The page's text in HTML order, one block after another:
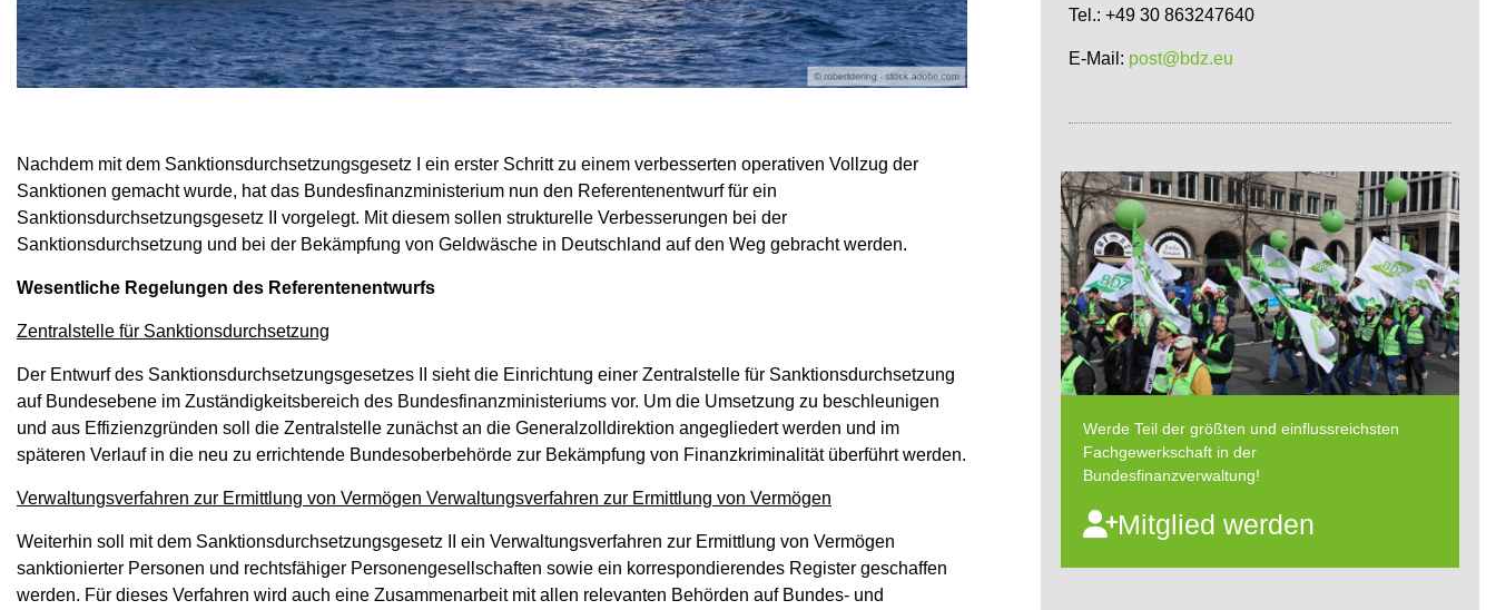
Nachdem mit dem Sanktionsdurchsetzungsgesetz I ein erster Schritt zu einem verbesserten operativen Vollzug der
Sanktionen gemacht wurde, hat das Bundesfinanzministerium nun den Referentenentwurf für ein
Sanktionsdurchsetzungsgesetz II vorgelegt. Mit diesem sollen strukturelle Verbesserungen bei der
Sanktionsdurchsetzung und bei der Bekämpfung von Geldwäsche in Deutschland auf den Weg gebracht werden.
Wesentliche Regelungen des Referentenentwurfs
Zentralstelle für Sanktionsdurchsetzung
Der Entwurf des Sanktionsdurchsetzungsgesetzes II sieht die Einrichtung einer Zentralstelle für Sanktionsdurchsetzung
auf Bundesebene im Zuständigkeitsbereich des Bundesfinanzministeriums vor. Um die Umsetzung zu beschleunigen
und aus Effizienzgründen soll die Zentralstelle zunächst an die Generalzolldirektion angegliedert werden und im
späteren Verlauf in die neu zu errichtende Bundesoberbehörde zur Bekämpfung von Finanzkriminalität überführt werden.
Verwaltungsverfahren zur Ermittlung von Vermögen Verwaltungsverfahren zur Ermittlung von Vermögen
Weiterhin soll mit dem Sanktionsdurchsetzungsgesetz II ein Verwaltungsverfahren zur Ermittlung von Vermögen
sanktionierter Personen und rechtsfähiger Personengesellschaften sowie ein korrespondierendes Register geschaffen
werden. Für dieses Verfahren wird auch eine Zusammenarbeit mit allen relevanten Behörden auf Bundes- und
Tel.: +49 30 863247640
E-Mail: post@bdz.eu
Werde Teil der größten und einflussreichsten
Fachgewerkschaft in der
Bundesfinanzverwaltung!
Mitglied werden